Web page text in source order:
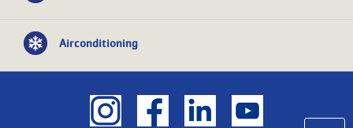
Airconditioning